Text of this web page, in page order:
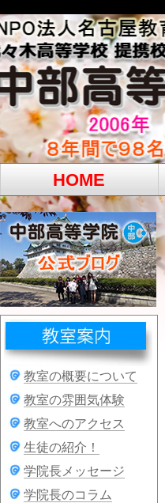
HOME
教室の概要について
教室の雰囲気体験
教室へのアクセス
生徒の紹介！
学院長メッセージ
学院長のコラム